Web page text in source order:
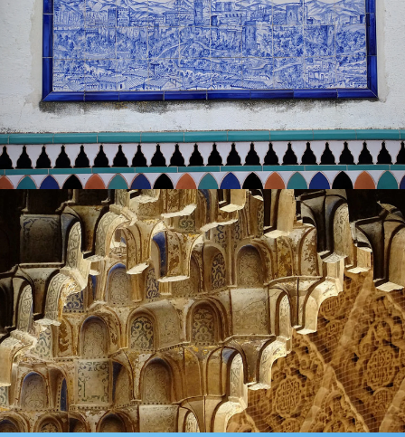
Al otro lado de la Alhambra, elSacromontees conocido
por sus casas cueva con flamenco y su arraigada cultura
gitana. En el corazón de la ciudad, se encuentran obras
maestras cristianas como laCatedral de Granada, un
ejemplo destacado de la arquitectura renacentista
española, y laCapilla Real, lugar de descanso final de la
reina Isabel y el rey Fernando, los Reyes Católicos que
reconquistaron la ciudad en 1492.
Prueba los Sabores de Granada
Granada es uno de los pocos lugares de España donde las
tapas gratis aún vienen con la bebida, una tradición muy
apreciada por los granadinos. Puedes pedir unacopa de
vino,vermúocerveza, y encontrarás de todo, desde
jamón serranohastaberenjenas a la parrillaomigas
locales. Esto convierte a Granada en una de las mejores
ciudades de España para disfrutar de una ruta de tapas
auténtica y económica.
La gastronomía de Granada fusiona sabores moriscos y
andaluces, conespecias,aceite de olivae ingredientes
comoalmendras,cítricosyazafrán. No te pierdas el